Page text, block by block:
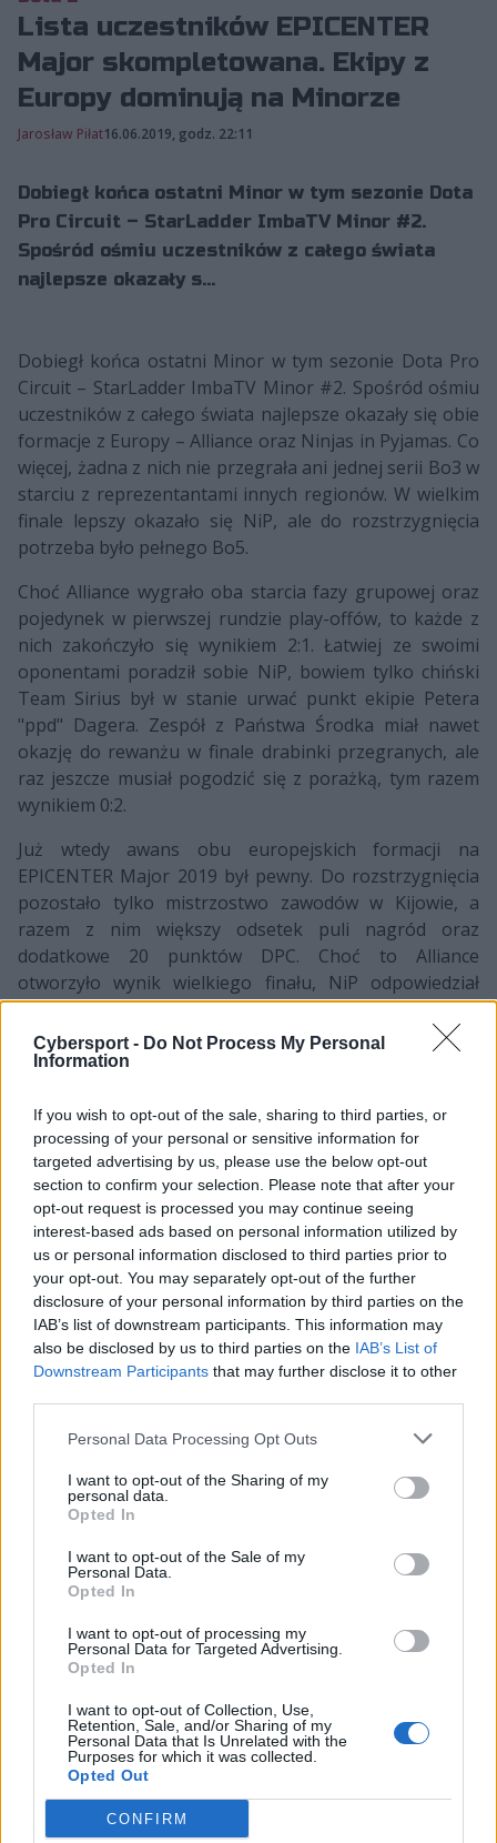
Cybersport - Do Not Process My Personal
Information
If you wish to opt-out of the sale, sharing to third parties, or
processing of your personal or sensitive information for
targeted advertising by us, please use the below opt-out
section to confirm your selection. Please note that after your
opt-out request is processed you may continue seeing
interest-based ads based on personal information utilized by
us or personal information disclosed to third parties prior to
your opt-out. You may separately opt-out of the further
disclosure of your personal information by third parties on the
IAB’s list of downstream participants. This information may
also be disclosed by us to third parties on the IAB’s List of
Downstream Participants that may further disclose it to other
Personal Data Processing Opt Outs
I want to opt-out of the Sharing of my
personal data.
Opted In
I want to opt-out of the Sale of my
Personal Data.
Opted In
I want to opt-out of processing my
Personal Data for Targeted Advertising.
Opted In
I want to opt-out of Collection, Use,
Retention, Sale, and/or Sharing of my
Personal Data that Is Unrelated with the
Purposes for which it was collected.
Opted Out
CONFIRM
Lista uczestników EPICENTER
Major skompletowana. Ekipy z
Europy dominują na Minorze
Jarosław Piłat16.06.2019, godz. 22:11
Dobiegł końca ostatni Minor w tym sezonie Dota
Pro Circuit – StarLadder ImbaTV Minor #2.
Spośród ośmiu uczestników z całego świata
najlepsze okazały s...
Dobiegł końca ostatni Minor w tym sezonie Dota Pro
Circuit – StarLadder ImbaTV Minor #2. Spośród ośmiu
uczestników z całego świata najlepsze okazały się obie
formacje z Europy – Alliance oraz Ninjas in Pyjamas. Co
więcej, żadna z nich nie przegrała ani jednej serii Bo3 w
starciu z reprezentantami innych regionów. W wielkim
finale lepszy okazało się NiP, ale do rozstrzygnięcia
potrzeba było pełnego Bo5.
Choć Alliance wygrało oba starcia fazy grupowej oraz
pojedynek w pierwszej rundzie play-offów, to każde z
nich zakończyło się wynikiem 2:1. Łatwiej ze swoimi
oponentami poradził sobie NiP, bowiem tylko chiński
Team Sirius był w stanie urwać punkt ekipie Petera
"ppd" Dagera. Zespół z Państwa Środka miał nawet
okazję do rewanżu w finale drabinki przegranych, ale
raz jeszcze musiał pogodzić się z porażką, tym razem
wynikiem 0:2.
Już wtedy awans obu europejskich formacji na
EPICENTER Major 2019 był pewny. Do rozstrzygnięcia
pozostało tylko mistrzostwo zawodów w Kijowie, a
razem z nim większy odsetek puli nagród oraz
dodatkowe 20 punktów DPC. Choć to Alliance
otworzyło wynik wielkiego finału, NiP odpowiedział
dwoma niespełna 35-minutowymi zwycięstwami.
Tommy "Taiga" Le i spółka nie złożyli jednak broni i po
zażartej, godzinnej potyczce doprowadzili do
tam raz jeszcze dominowało Ninjas in Pyjamas. Po 32
minutach ppd i kompani mogli cieszyć się z
ostatecznego zwycięstwa.
Tak prezentuje się lista uczestników EPICENTER
Major 2019:
Alliance
Evil
Geniuses
Fnatic
Gambit
Esports
Infamous
Ninjas in
Pyjamas
paiN
Gaming
PSG.LGD
Never
Team
EPICENTER Major odbędzie się w dniach 22-30 czerwca
formacje z całego świata, a wśród nich również lider
rankingu DPC – Team Secret Michała "Nishy"
ma już pewny udział na The International 8, zaś dla
pozostałych walka o punkty DPC jest ważniejsza, niż o
pulę nagród. Jeśli bowiem nie uda się zebrać
wystarczającej liczby oczek, ostatnią szansą będą
regionalne kwalifikacje.